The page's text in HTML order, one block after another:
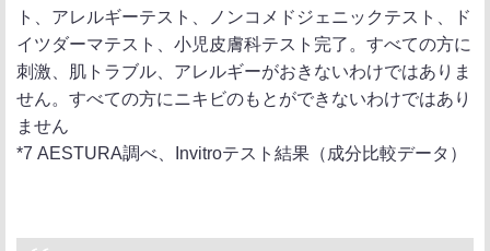
ト、アレルギーテスト、ノンコメドジェニックテスト、ド
イツダーマテスト、小児皮膚科テスト完了。すべての方に
刺激、肌トラブル、アレルギーがおきないわけではありま
せん。すべての方にニキビのもとができないわけではあり
ません
*7 AESTURA調べ、Invitroテスト結果（成分比較データ）